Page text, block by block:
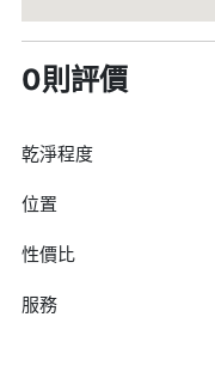
0則評價
乾淨程度
位置
性價比
服務